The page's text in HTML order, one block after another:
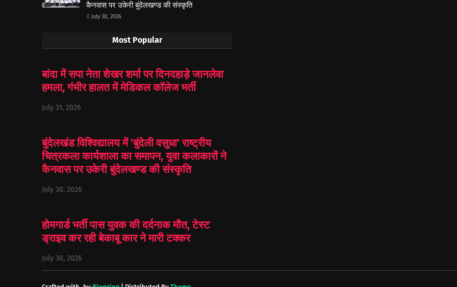
कैनवास पर उकेरी बुंदेलखण्ड की संस्कृति
July 30, 2026
Most Popular
बांदा में सपा नेता शेखर शर्मा पर दिनदहाड़े जानलेवा
हमला, गंभीर हालत में मेडिकल कॉलेज भर्ती
July 31, 2026
बुंदेलखंड विश्विद्यालय में 'बुंदेली वसुधा' राष्ट्रीय
चित्रकला कार्यशाला का समापन, युवा कलाकारों ने
कैनवास पर उकेरी बुंदेलखण्ड की संस्कृति
July 30, 2026
होमगार्ड भर्ती पास युवक की दर्दनाक मौत, टेस्ट
ड्राइव कर रही बेकाबू कार ने मारी टक्कर
July 30, 2026